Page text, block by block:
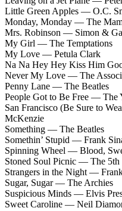
Little Green Apples — O.C.
Monday, Monday — The
Mrs. Robinson — Simon &
My Girl — The Temptations
My Love — Petula Clark
Na Na Hey Hey Kiss Him
Never My Love — The
Penny Lane — The Beatles
People Got to Be Free — The
San Francisco (Be Sure to
McKenzie
Something — The Beatles
Somethin’ Stupid — Frank
Spinning Wheel — Blood,
Stoned Soul Picnic — The 5th
Strangers in the Night —
Sugar, Sugar — The Archies
Suspicious Minds — Elvis
Sweet Caroline — Neil